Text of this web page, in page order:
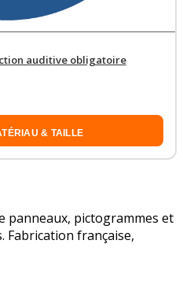
auditive obligatoire
& TAILLE
panneaux, pictogrammes et
Fabrication française,